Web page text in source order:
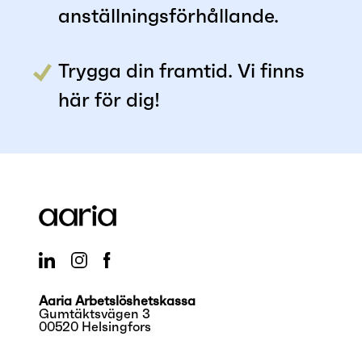
anställningsförhållande.
Trygga din framtid. Vi finns
här för dig!
Aaria Arbetslöshetskassa
Gumtäktsvägen 3
00520 Helsingfors